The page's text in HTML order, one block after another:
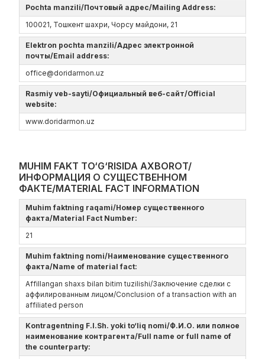
Pochta manzili/Почтовый адрес/Mailing Address:
100021, Тошкент шахри, Чорсу майдони, 21
Elektron pochta manzili/Адрес электронной
почты/Email address:
office@doridarmon.uz
Rasmiy veb-sayti/Официальный веб-сайт/Official
website:
www.doridarmon.uz
MUHIM FAKT TO‘G‘RISIDA AXBOROT/
ИНФОРМАЦИЯ О СУЩЕСТВЕННОМ
ФАКТЕ/MATERIAL FACT INFORMATION
Muhim faktning raqami/Номер существенного
факта/Material Fact Number:
21
Muhim faktning nomi/Наименование существенного
факта/Name of material fact:
Affillangan shaxs bilan bitim tuzilishi/Заключение сделки с
аффилированным лицом/Conclusion of a transaction with an
affiliated person
Kontragentning F.I.Sh. yoki to‘liq nomi/Ф.И.О. или полное
наименование контрагента/Full name or full name of
the counterparty: